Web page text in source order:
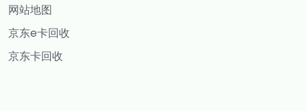
网站地图
京东e卡回收
京东卡回收